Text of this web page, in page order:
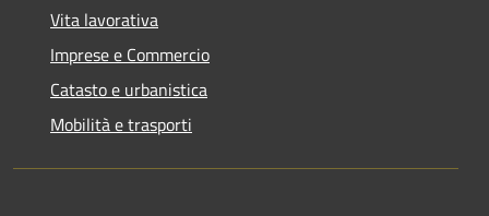
Vita lavorativa
Imprese e Commercio
Catasto e urbanistica
Mobilità e trasporti